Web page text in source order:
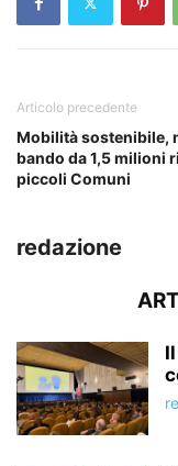
Articolo precedente
Mobilità sostenibile,
bando da 1,5 milioni
piccoli Comuni
redazione